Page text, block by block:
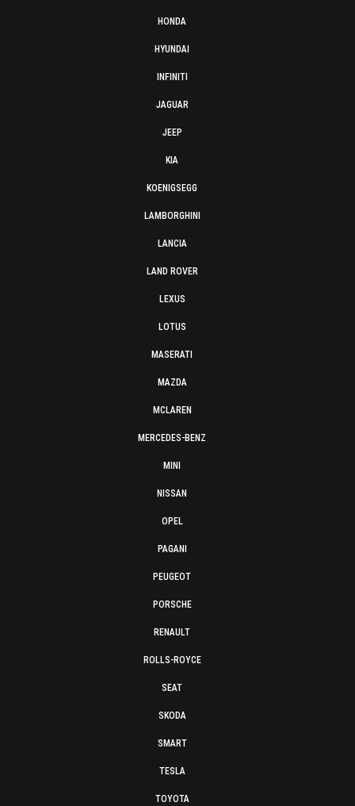
HONDA
HYUNDAI
INFINITI
JAGUAR
JEEP
KIA
KOENIGSEGG
LAMBORGHINI
LANCIA
LAND ROVER
LEXUS
LOTUS
MASERATI
MAZDA
MCLAREN
MERCEDES-BENZ
MINI
NISSAN
OPEL
PAGANI
PEUGEOT
PORSCHE
RENAULT
ROLLS-ROYCE
SEAT
SKODA
SMART
TESLA
TOYOTA